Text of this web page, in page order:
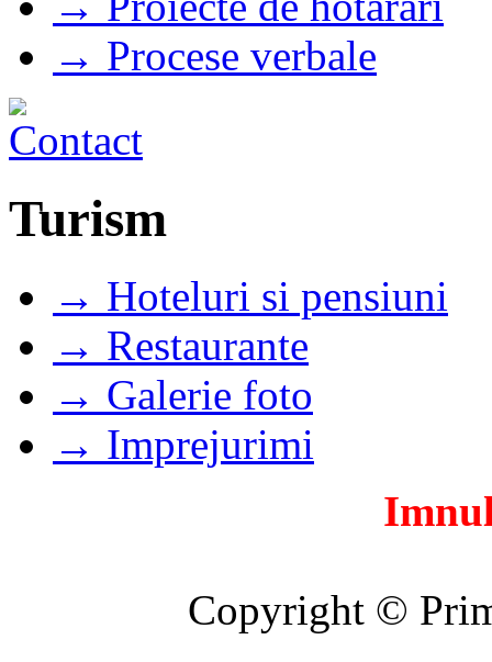
→ Procese verbale
Turism
→ Hoteluri si pensiuni
→ Restaurante
→ Galerie foto
→ Imprejurimi
Copyright ©